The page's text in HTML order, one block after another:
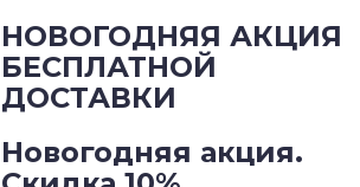
НОВОГОДНЯЯ АКЦИЯ
БЕСПЛАТНОЙ
ДОСТАВКИ
Новогодняя акция.